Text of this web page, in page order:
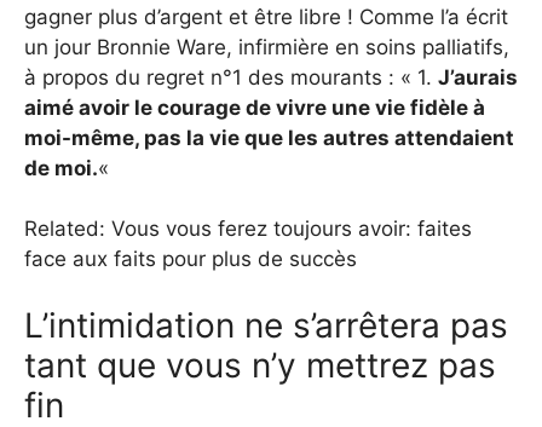
gagner plus d’argent et être libre ! Comme l’a écrit
un jour Bronnie Ware, infirmière en soins palliatifs,
à propos du regret n°1 des mourants : « 1. J’aurais
aimé avoir le courage de vivre une vie fidèle à
moi-même, pas la vie que les autres attendaient
de moi.«
Related: Vous vous ferez toujours avoir: faites
face aux faits pour plus de succès
L’intimidation ne s’arrêtera pas
tant que vous n’y mettrez pas
fin